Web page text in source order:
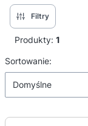
Filtry
Produkty: 1
Lista produktów
Sortowanie:
Domyślne